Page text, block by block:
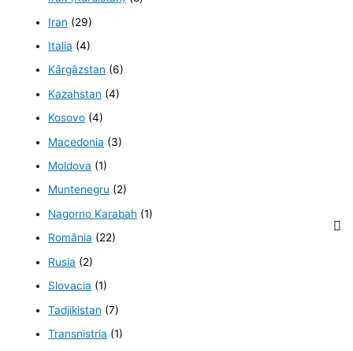
Iran (29)
Italia (4)
Kârgâzstan (6)
Kazahstan (4)
Kosovo (4)
Macedonia (3)
Moldova (1)
Muntenegru (2)
Nagorno Karabah (1)
România (22)
Rusia (2)
Slovacia (1)
Tadjikistan (7)
Transnistria (1)